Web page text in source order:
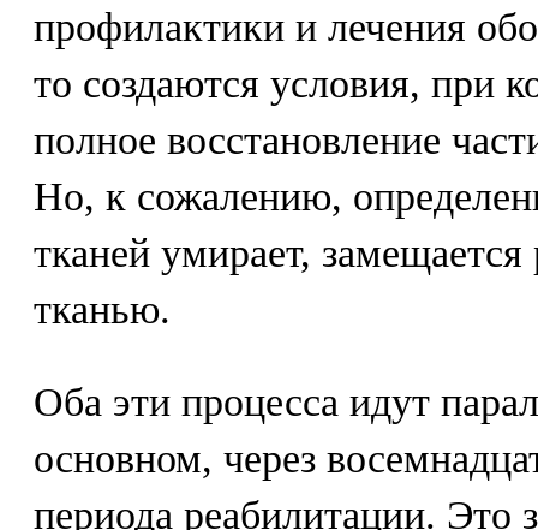
профилактики и лечения
то создаются условия, при
полное восстановление
Но, к сожалению,
тканей умирает,
тканью.
Оба эти процесса идут
основном, через
периода реабилитации. Это